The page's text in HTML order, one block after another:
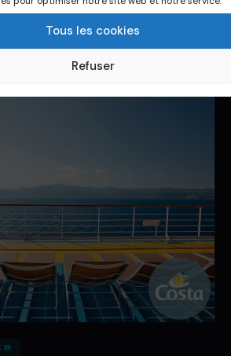
Tous les cookies
Refuser
a eu l’occasion de visiter le MSC